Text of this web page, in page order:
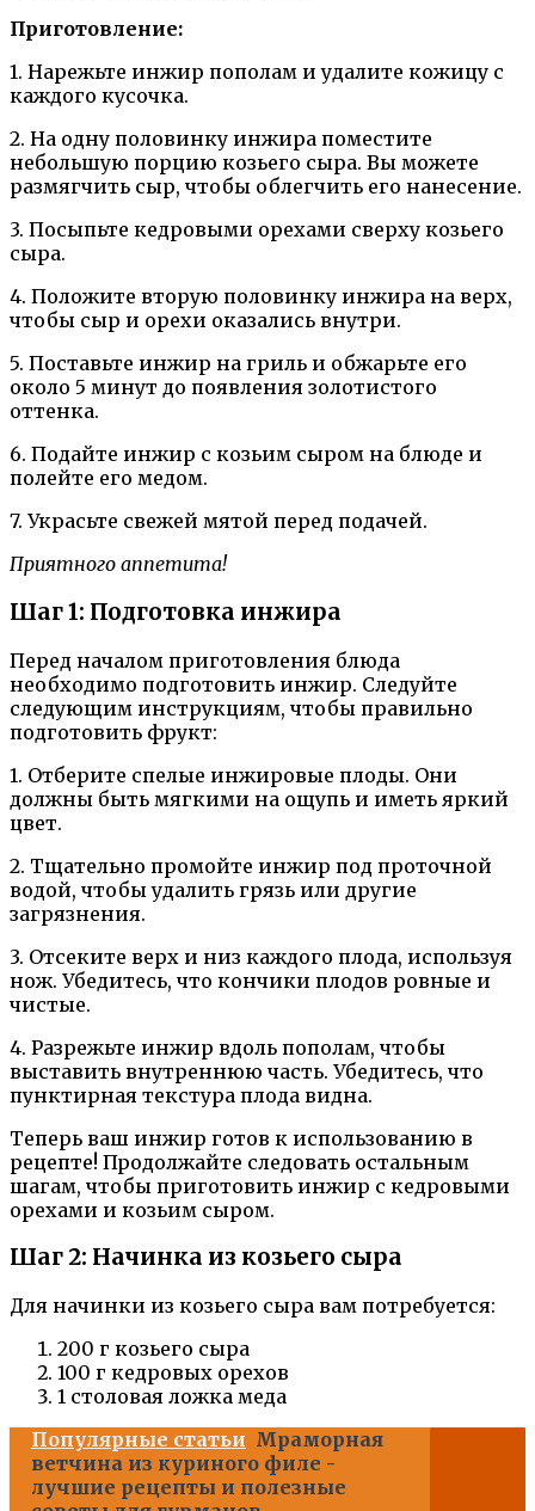
Приготовление:
1. Нарежьте инжир пополам и удалите кожицу с
каждого кусочка.
2. На одну половинку инжира поместите
небольшую порцию козьего сыра. Вы можете
размягчить сыр, чтобы облегчить его нанесение.
3. Посыпьте кедровыми орехами сверху козьего
сыра.
4. Положите вторую половинку инжира на верх,
чтобы сыр и орехи оказались внутри.
5. Поставьте инжир на гриль и обжарьте его
около 5 минут до появления золотистого
оттенка.
6. Подайте инжир с козьим сыром на блюде и
полейте его медом.
7. Украсьте свежей мятой перед подачей.
Приятного аппетита!
Шаг 1: Подготовка инжира
Перед началом приготовления блюда
необходимо подготовить инжир. Следуйте
следующим инструкциям, чтобы правильно
подготовить фрукт:
1. Отберите спелые инжировые плоды. Они
должны быть мягкими на ощупь и иметь яркий
цвет.
2. Тщательно промойте инжир под проточной
водой, чтобы удалить грязь или другие
загрязнения.
3. Отсеките верх и низ каждого плода, используя
нож. Убедитесь, что кончики плодов ровные и
чистые.
4. Разрежьте инжир вдоль пополам, чтобы
выставить внутреннюю часть. Убедитесь, что
пунктирная текстура плода видна.
Теперь ваш инжир готов к использованию в
рецепте! Продолжайте следовать остальным
шагам, чтобы приготовить инжир с кедровыми
орехами и козьим сыром.
Шаг 2: Начинка из козьего сыра
Для начинки из козьего сыра вам потребуется:
200 г козьего сыра
100 г кедровых орехов
1 столовая ложка меда
Популярные статьи Мраморная
ветчина из куриного филе -
лучшие рецепты и полезные